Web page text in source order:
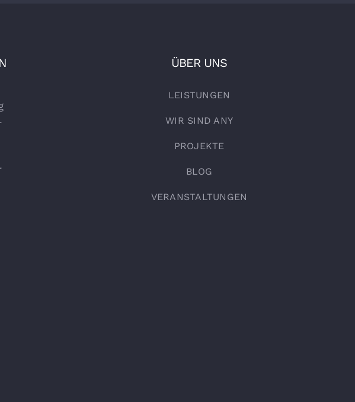
ÜBER UNS
LEISTUNGEN
WIR SIND ANY
PROJEKTE
BLOG
VERANSTALTUNGEN